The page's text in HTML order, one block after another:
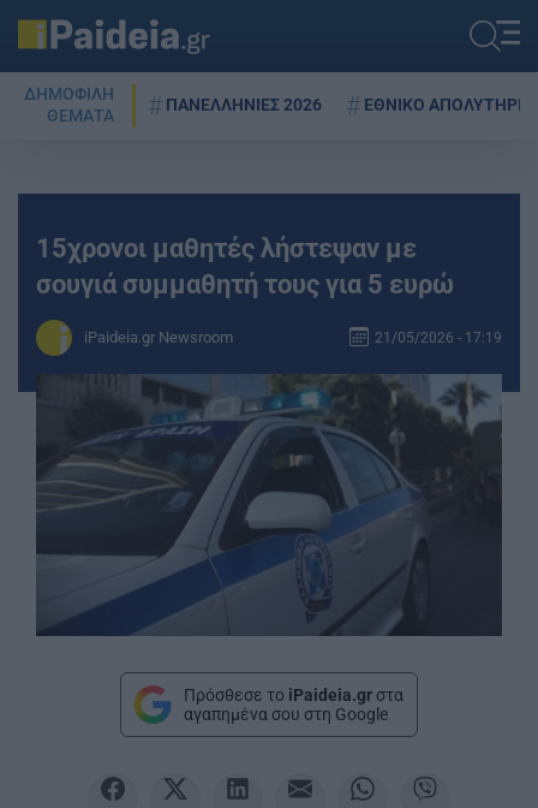
ΔΗΜΟΦΙΛΗ
ΘΕΜΑΤΑ
ΠΑΝΕΛΛΗΝΙΕΣ 2026 ΕΘΝΙΚΟ ΑΠΟΛΥΤΗΡΙΟ
15χρονοι μαθητές λήστεψαν με
σουγιά συμμαθητή τους για 5 ευρώ
iPaideia.gr Newsroom 21/05/2026 - 17:19
Πρόσθεσε το iPaideia.gr στα
αγαπημένα σου στη Google